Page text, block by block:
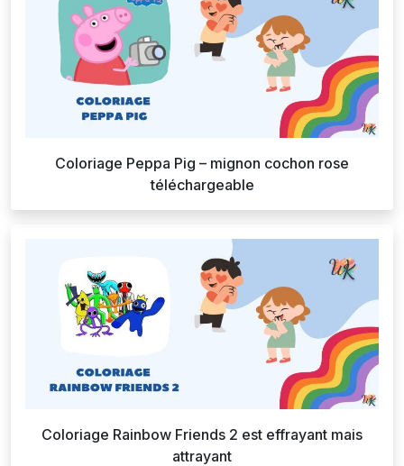
Coloriage Peppa Pig – mignon cochon rose
téléchargeable
Coloriage Rainbow Friends 2 est effrayant mais
attrayant